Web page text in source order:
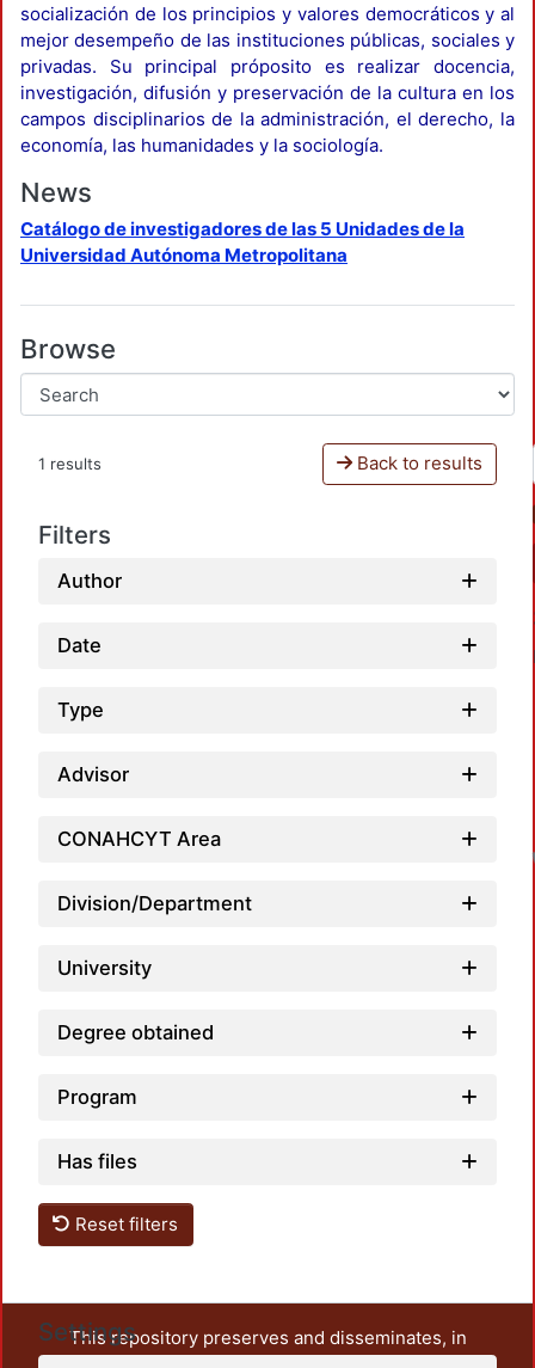
socialización de los principios y valores democráticos y al
mejor desempeño de las instituciones públicas, sociales y
privadas. Su principal próposito es realizar docencia,
investigación, difusión y preservación de la cultura en los
campos disciplinarios de la administración, el derecho, la
economía, las humanidades y la sociología.
News
Catálogo de investigadores de las 5 Unidades de la
Universidad Autónoma Metropolitana
Browse
1 results Back to results
Filters
Author
Date
Type
Advisor
CONAHCYT Area
Division/Department
University
Degree obtained
Program
Has files
Reset filters
Settings
This repository preserves and disseminates, in